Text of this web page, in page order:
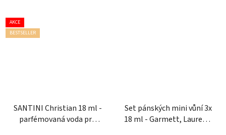
AKCE
BESTSELLER
SANTINI Christian 18 ml -
parfémovaná voda pro
Set pánských mini vůní 3x
18 ml - Garmett, Laurent,